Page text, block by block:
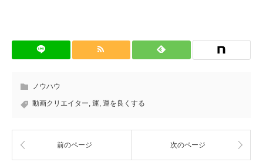
ノウハウ
動画クリエイター, 運, 運を良くする
前のページ 次のページ